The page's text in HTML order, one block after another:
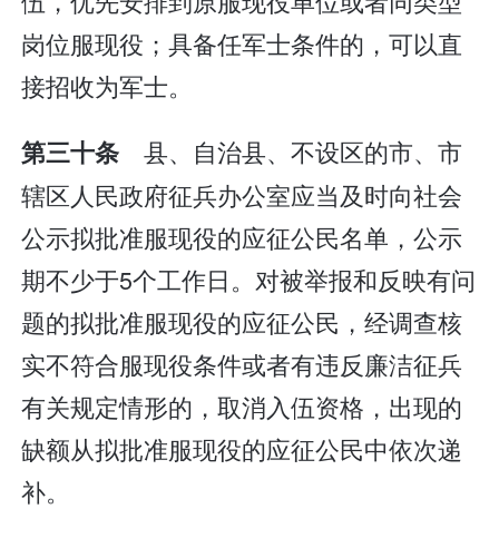
岗位服现役；具备任军士条件的，可以直
接招收为军士。
第三十条 县、自治县、不设区的市、市
辖区人民政府征兵办公室应当及时向社会
公示拟批准服现役的应征公民名单，公示
期不少于5个工作日。对被举报和反映有问
题的拟批准服现役的应征公民，经调查核
实不符合服现役条件或者有违反廉洁征兵
有关规定情形的，取消入伍资格，出现的
缺额从拟批准服现役的应征公民中依次递
补。